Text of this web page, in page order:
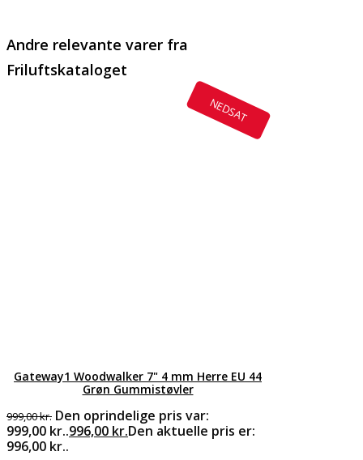
Andre relevante varer fra
Friluftskataloget
NEDSAT
Gateway1 Woodwalker 7" 4 mm Herre EU 44
Grøn Gummistøvler
999,00kr. Den oprindelige pris var:
999,00 kr..996,00 kr.Den aktuelle pris er:
996,00 kr..